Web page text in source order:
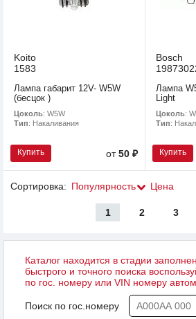
Koito
1583
Лампа габарит 12V- W5W
(бесцок )
Цоколь: W5W
Тип: Накаливания
Купить от50 ₽
Bosch
Лампа
Light
Цоколь:
Тип:
Купить
Сортировка: Популярность Цена
1 2 3
Каталог находится в стадии
быстрого и точного поиска
по гос. номеру или VIN номеру
Поиск по гос.номеру